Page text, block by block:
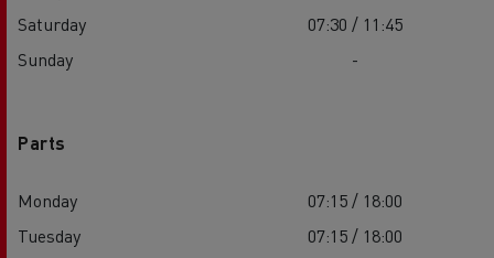
Saturday
07:30 / 11:45
Sunday
-
Parts
Monday
07:15 / 18:00
Tuesday
07:15 / 18:00